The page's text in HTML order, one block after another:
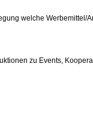
welche Werbemittel/
zu Events,